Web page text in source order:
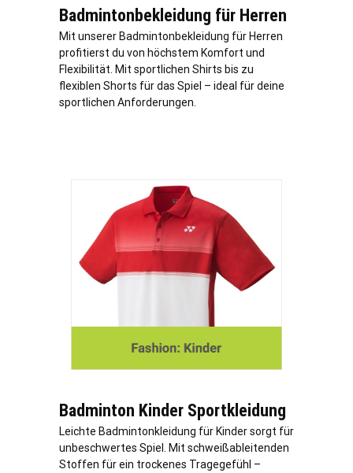
Badmintonbekleidung für Herren
Mit unserer Badmintonbekleidung für Herren
profitierst du von höchstem Komfort und
Flexibilität. Mit sportlichen Shirts bis zu
flexiblen Shorts für das Spiel – ideal für deine
sportlichen Anforderungen.
Badminton Kinder Sportkleidung
Leichte Badmintonkleidung für Kinder sorgt für
unbeschwertes Spiel. Mit schweißableitenden
Stoffen für ein trockenes Tragegefühl –